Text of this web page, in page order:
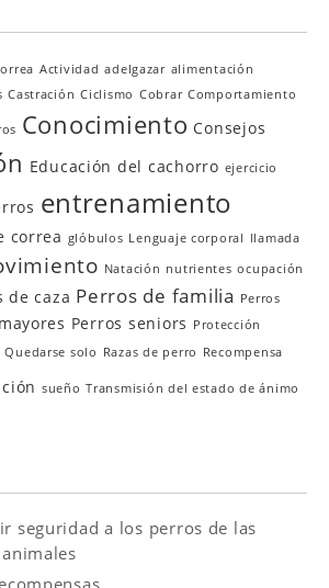
Actividad adelgazar alimentación
Castración Ciclismo Cobrar Comportamiento
Conocimiento Consejos
Educación del cachorro ejercicio
entrenamiento
correa glóbulos Lenguaje corporal llamada
Natación nutrientes ocupación
de caza Perros de familia Perros
Perros seniors Protección
Quedarse solo Razas de perro Recompensa
sueño Transmisión del estado de ánimo
seguridad a los perros de las